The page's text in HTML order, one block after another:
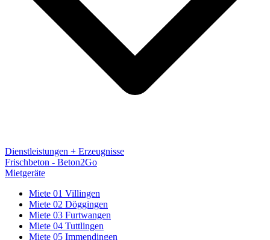
Dienstleistungen + Erzeugnisse
Frischbeton - Beton2Go
Mietgeräte
Miete 01 Villingen
Miete 02 Döggingen
Miete 03 Furtwangen
Miete 04 Tuttlingen
Miete 05 Immendingen